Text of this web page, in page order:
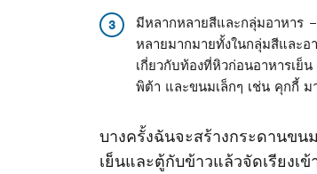
3
มีหลากหลายสีและกลุ่มอาหาร
หลายมากมายทั้งในกลุ่มสีและอ
เกี่ยวกับท้องที่หิวก่อนอาหารเย็
พิต้า และขนมเล็กๆ เช่น คุกกี้ ม
บางครั้งฉันจะสร้างกระดานข
เย็นและตู้กับข้าวแล้วจัดเรียงเ